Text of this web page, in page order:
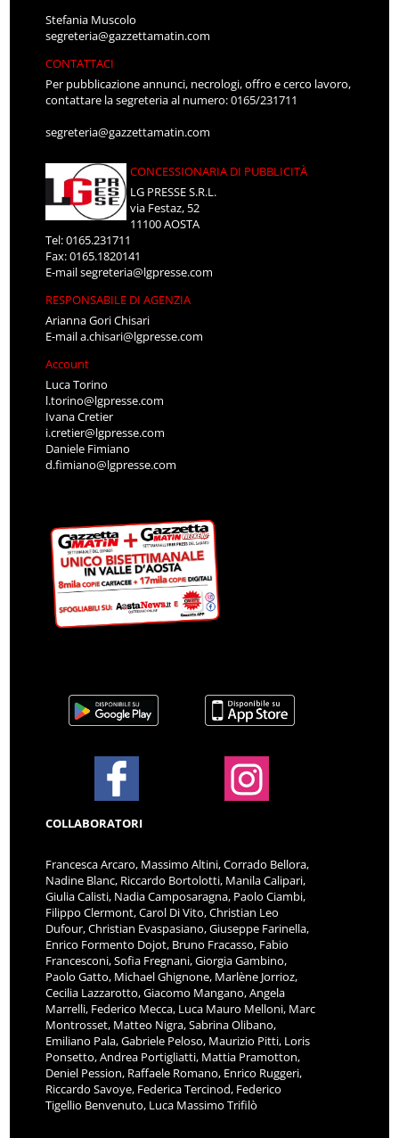
Stefania Muscolo
segreteria@gazzettamatin.com
CONTATTACI
Per pubblicazione annunci, necrologi, offro e cerco lavoro,
contattare la segreteria al numero: 0165/231711
segreteria@gazzettamatin.com
CONCESSIONARIA DI PUBBLICITÀ
LG PRESSE S.R.L.
via Festaz, 52
11100 AOSTA
Tel: 0165.231711
Fax: 0165.1820141
E-mailsegreteria@lgpresse.com
RESPONSABILE DI AGENZIA
Arianna Gori Chisari
E-maila.chisari@lgpresse.com
Account
Luca Torino
l.torino@lgpresse.com
Ivana Cretier
i.cretier@lgpresse.com
Daniele Fimiano
d.fimiano@lgpresse.com
COLLABORATORI
Francesca Arcaro, Massimo Altini, Corrado Bellora,
Nadine Blanc, Riccardo Bortolotti, Manila Calipari,
Giulia Calisti, Nadia Camposaragna, Paolo Ciambi,
Filippo Clermont, Carol Di Vito, Christian Leo
Dufour, Christian Evaspasiano, Giuseppe Farinella,
Enrico Formento Dojot, Bruno Fracasso, Fabio
Francesconi, Sofia Fregnani, Giorgia Gambino,
Paolo Gatto, Michael Ghignone, Marlène Jorrioz,
Cecilia Lazzarotto, Giacomo Mangano, Angela
Marrelli, Federico Mecca, Luca Mauro Melloni, Marc
Montrosset, Matteo Nigra, Sabrina Olibano,
Emiliano Pala, Gabriele Peloso, Maurizio Pitti, Loris
Ponsetto, Andrea Portigliatti, Mattia Pramotton,
Deniel Pession, Raffaele Romano, Enrico Ruggeri,
Riccardo Savoye, Federica Tercinod, Federico
Tigellio Benvenuto, Luca Massimo Trifilò